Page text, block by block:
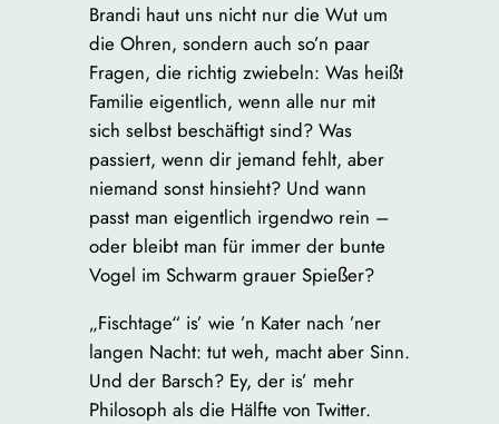
Brandi haut uns nicht nur die Wut um
die Ohren, sondern auch so’n paar
Fragen, die richtig zwiebeln: Was heißt
Familie eigentlich, wenn alle nur mit
sich selbst beschäftigt sind? Was
passiert, wenn dir jemand fehlt, aber
niemand sonst hinsieht? Und wann
passt man eigentlich irgendwo rein –
oder bleibt man für immer der bunte
Vogel im Schwarm grauer Spießer?
„Fischtage“ is’ wie ’n Kater nach ’ner
langen Nacht: tut weh, macht aber Sinn.
Und der Barsch? Ey, der is’ mehr
Philosoph als die Hälfte von Twitter.